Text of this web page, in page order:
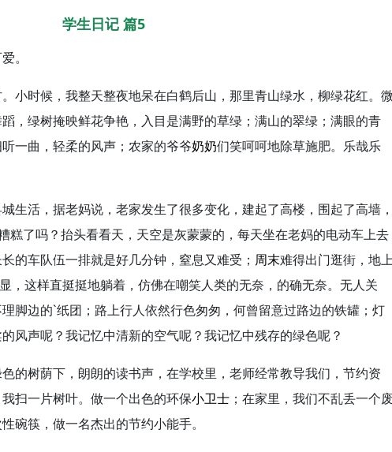
学生日记 篇5
。
小时候，我整天整夜地呆在白鹤后山，那里青山绿水，柳绿花红。
，绿树掩映鲜花争艳，入目是满野的草绿；满山的翠绿；满眼的青
一曲，轻柔的风声；农家的爷爷奶奶们笑呵呵地除草施肥。乐哉乐
生活，据老妈说，老家发生了很多变化，建起了高楼，围起了高墙
了吗？抬头看看天，天空是灰蒙蒙的，每天坐在老妈的电动车上去
的车队伍一排就是好几分钟，窒息又难受； 周末难得出门逛街，地
，这样直挺挺地躺着，仿佛在嘲笑人类的无奈，的确无奈。无人关
脚边的`纸团；路上行人依然行色匆匆，何曾留意过路边的铁罐；灯
风声呢？我记忆中清新的空气呢？我记忆中残存的绿色呢？
的树荫下，朗朗的读书声，在学校里，老师经常教导我们，节约资
扫一片树叶。做一个出色的环保小卫士 ；在家里，我们不乱丢一个
碗筷，做一名杰出的节约小能手。